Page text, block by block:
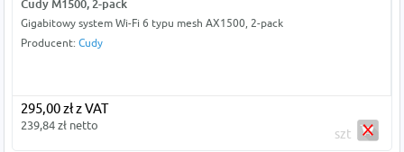
Cudy M1500, 2-pack
Gigabitowy system Wi-Fi 6 typu mesh AX1500, 2-pack
Producent: Cudy
295,00 zł z VAT
239,84 zł netto
szt